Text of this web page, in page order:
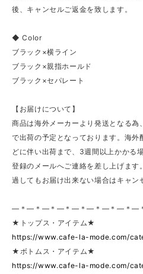
後、キャンセルご返金を致します。
◆ Color
ブラック×横ライン
ブラック×親指ホールド
ブラック×セパレート
【お届けについて】
商品は海外メーカーより発送となる
で出荷の予定となっております。海外
どに伴い出荷まで、3週間以上かかる
登録のメールへご連絡を差し上げま
過してもお届け出来ない場合はキャン
—＊—＊—＊—＊—＊—＊—＊—＊—
★トップス・アイテム★
https://www.cafe-la-mode.com/
★ボトムス・アイテム★
https://www.cafe-la-mode.com/